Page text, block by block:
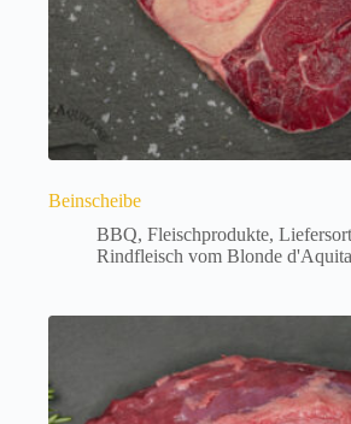
Beinscheibe
BBQ, Fleischprodukte,
Rindfleisch vom Blonde